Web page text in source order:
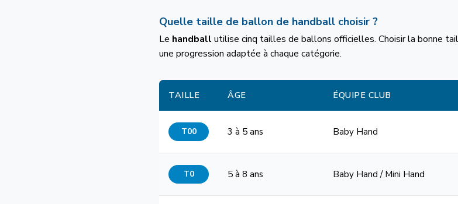
Quelle taille de ballon de handball choisir ?
Le handball utilise cinq tailles de ballons officielles. Choisir la bonne
une progression adaptée à chaque catégorie.
TAILLE ÂGE ÉQUIPE CLUB
T00 3 à 5 ans Baby Hand
T0 5 à 8 ans Baby Hand / Mini Hand